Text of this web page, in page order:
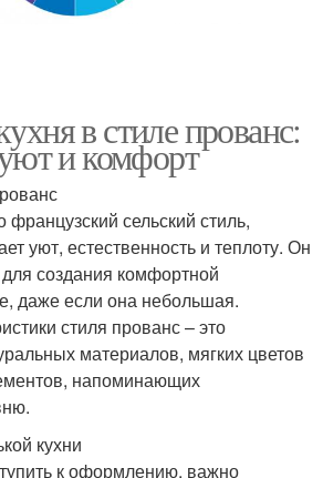
в стиле прованс:
и комфорт
французский сельский стиль,
уют, естественность и теплоту. Он
создания комфортной
даже если она небольшая.
стиля прованс – это
материалов, мягких цветов
напоминающих
кухни
к оформлению, важно